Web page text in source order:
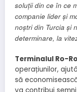
soluții din ce în ce
companie lider și
noștri din Turcia și
determinare, la
Terminalul Ro-
operațiunilor,
să
va contribui